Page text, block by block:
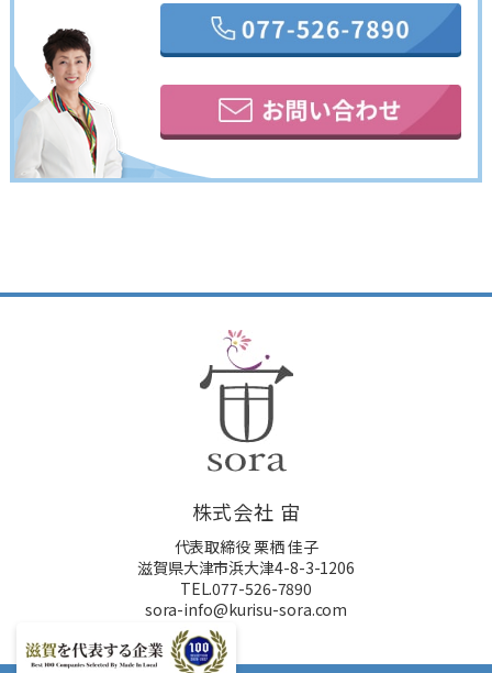
株式会社 宙
代表取締役 栗栖 佳子
滋賀県大津市浜大津4-8-3-1206
TEL.077-526-7890
sora-info@kurisu-sora.com